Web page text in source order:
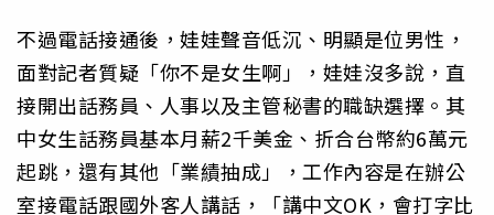
不過電話接通後，娃娃聲音低沉、明顯是位男性，
面對記者質疑「你不是女生啊」，娃娃沒多說，直
接開出話務員、人事以及主管秘書的職缺選擇。其
中女生話務員基本月薪2千美金、折合台幣約6萬元
起跳，還有其他「業績抽成」，工作內容是在辦公
室接電話跟國外客人講話，「講中文OK，會打字比